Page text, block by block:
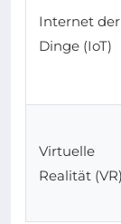
Internet der
Dinge (IoT)
Virtuelle
Realität (VR)